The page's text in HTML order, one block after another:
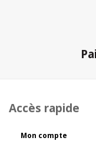
Accès rapide
Mon compte